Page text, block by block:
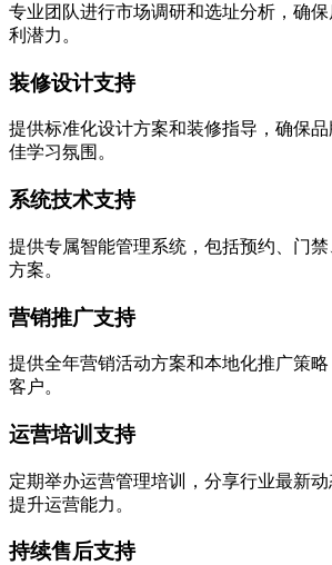
专业团队进行市场调研和选址分析，确
利潜力。
装修设计支持
提供标准化设计方案和装修指导，确保
佳学习氛围。
系统技术支持
提供专属智能管理系统，包括预约、门
方案。
营销推广支持
提供全年营销活动方案和本地化推广策
客户。
运营培训支持
定期举办运营管理培训，分享行业最新
提升运营能力。
持续售后支持